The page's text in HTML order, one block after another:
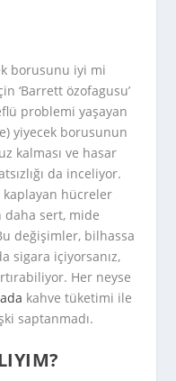
borusunu iyi mi
‘Barrett özofagusu’
problemi yaşayan
yiyecek borusunun
kalması ve hasar
da inceliyor.
hücreler
sert, mide
değişimler, bilhassa
sigara içiyorsanız,
Her neyse
kahve tüketimi ile
saptanmadı.